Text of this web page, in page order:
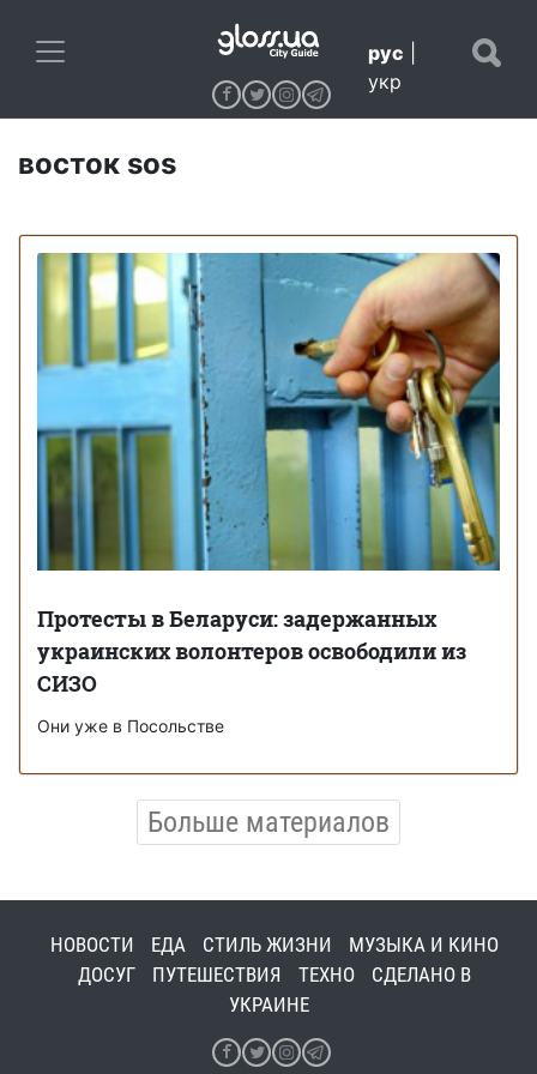
рус
укр
восток sos
Протесты в Беларуси: задержанных
украинских волонтеров освободили из
СИЗО
Они уже в Посольстве
Больше материалов
НОВОСТИ ЕДА СТИЛЬ ЖИЗНИ
МУЗЫКА И КИНО
ДОСУГ
ПУТЕШЕСТВИЯ ТЕХНО
СДЕЛАНО В
УКРАИНЕ